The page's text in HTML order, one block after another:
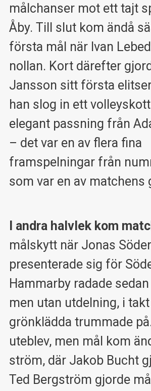
målchanser mot ett tajt
Åby. Till slut kom ändå
första mål när Ivan
nollan. Kort därefter
Jansson sitt första
han slog in ett
elegant passning från
– det var en av flera fina
framspelningar från
som var en av matchens
I andra halvlek kom
målskytt när Jonas Söder
presenterade sig för
Hammarby radade
men utan utdelning, i
grönklädda trummade
uteblev, men mål kom
ström, där Jakob Bucht
Ted Bergström gjorde